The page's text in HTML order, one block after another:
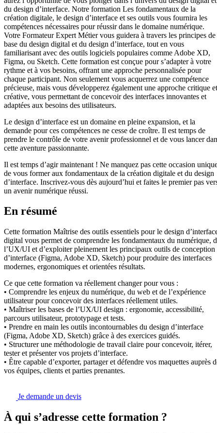
du design d’interface. Notre formation Les fondamentaux de la
création digitale, le design d’interface et ses outils vous fournira les
compétences nécessaires pour réussir dans le domaine numérique.
Votre Formateur Expert Métier vous guidera à travers les principes de
base du design digital et du design d’interface, tout en vous
familiarisant avec des outils logiciels populaires comme Adobe XD,
Figma, ou Sketch. Cette formation est conçue pour s’adapter à votre
rythme et à vos besoins, offrant une approche personnalisée pour
chaque participant. Non seulement vous acquerrez une compétence
précieuse, mais vous développerez également une approche critique et
créative, vous permettant de concevoir des interfaces innovantes et
adaptées aux besoins des utilisateurs.
Le design d’interface est un domaine en pleine expansion, et la
demande pour ces compétences ne cesse de croître. Il est temps de
prendre le contrôle de votre avenir professionnel et de vous lancer
cette aventure passionnante.
Il est temps d’agir maintenant ! Ne manquez pas cette occasion
de vous former aux fondamentaux de la création digitale et du design
d’interface. Inscrivez-vous dès aujourd’hui et faites le premier pas
un avenir numérique réussi.
En résumé
Cette formation Maîtrise des outils essentiels pour le design
digital vous permet de comprendre les fondamentaux du numérique,
l’UX/UI et d’exploiter pleinement les principaux outils de conception
d’interface (Figma, Adobe XD, Sketch) pour produire des interfaces
modernes, ergonomiques et orientées résultats.
Ce que cette formation va réellement changer pour vous :
• Comprendre les enjeux du numérique, du web et de l’expérience
utilisateur pour concevoir des interfaces réellement utiles.
• Maîtriser les bases de l’UX/UI design : ergonomie, accessibilité,
parcours utilisateur, prototypage et tests.
• Prendre en main les outils incontournables du design d’interface
(Figma, Adobe XD, Sketch) grâce à des exercices guidés.
• Structurer une méthodologie de travail claire pour concevoir, itérer,
tester et présenter vos projets d’interface.
• Être capable d’exporter, partager et défendre vos maquettes auprès
vos équipes, clients et parties prenantes.
Je demande un devis
À qui s’adresse cette formation ?